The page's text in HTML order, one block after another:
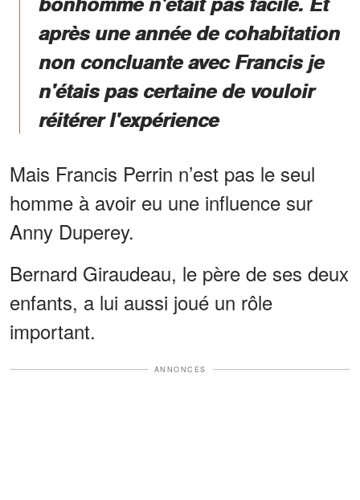
après une année de cohabitation
non concluante avec Francis je
n'étais pas certaine de vouloir
réitérer l'expérience
Mais Francis Perrin n’est pas le seul
homme à avoir eu une influence sur
Anny Duperey.
Bernard Giraudeau, le père de ses deux
enfants, a lui aussi joué un rôle
important.
ANNONCES